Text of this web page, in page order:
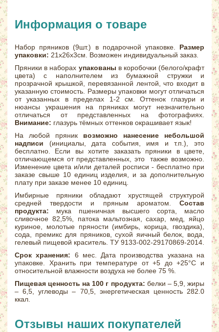
Информация о товаре
Набор пряников (9шт.) в подарочной упаковке. Размер
упаковки: 21х26х3см. Возможен индивидуальный заказ.
Пряники в наборах упакованы в коробочки (белого/крафт
цвета) с наполнителем из бумажной стружки и
прозрачной крышкой, перевязанной лентой, что входит в
указанную стоимость. Размеры упаковки могут отличаться
от указанных в пределах 1-2 см. Оттенок глазури и
нюансы украшения на пряниках могут незначительно
отличаться от представленных на фотографиях.
Внимание: глазурь тёмных оттенков окрашивает язык!
На любой пряник возможно нанесение небольшой
надписи (инициалы, дата события, имя и т.п.), это
бесплатно. Если вы хотите заказать пряники в цвете,
отличающемся от представленных, это также возможно.
Изменение цвета и/или деталей росписи - бесплатно при
заказе свыше 10 единиц изделия, и за дополнительную
плату при заказе менее 10 единиц.
Имбирные пряники обладают хрустящей структурой
средней твердости и пряным ароматом.
Состав
продукта: мука пшеничная высшего сорта, масло
сливочное 82,5%, патока мальтозная, сахар, мед, яйцо
куриное, молотые пряности (имбирь, корица, гвоздика),
сода, премикс для пряников, сухой яичный белок, вода,
гелевый пищевой краситель. ТУ 9133-002-29170869-2014.
Срок хранения: 6 мес. Дата производства указана на
упаковке. Хранить при температуре от +5 до +25°С и
относительной влажности воздуха не более 75 %.
Пищевая ценность на 100 г продукта: белки – 5,9, жиры
– 6,5, углеводы – 70,5, энергетическая ценность 282.0
ккал.
Отзывы наших покупателей